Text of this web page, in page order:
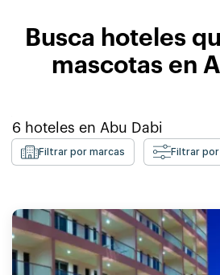
Busca hoteles
mascotas en
6 hoteles en Abu Dabi
Filtrar por marcas Filtrar